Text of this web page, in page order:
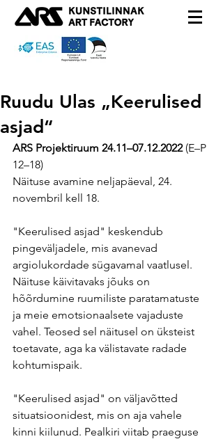
Ruudu Ulas „Keerulised
asjad“
ARS Projektiruum 24.11–07.12.2022 (E–P
12–18)
Näituse avamine neljapäeval, 24.
novembril kell 18.
"Keerulised asjad" keskendub
pingeväljadele, mis avanevad
argiolukordade sügavamal vaatlusel.
Näituse käivitavaks jõuks on
hõõrdumine ruumiliste paratamatuste
ja meie emotsionaalsete vajaduste
vahel. Teosed sel näitusel on üksteist
toetavate, aga ka välistavate radade
kohtumispaik.
"Keerulised asjad" on väljavõtted
situatsioonidest, mis on aja vahele
kinni kiilunud. Pealkiri viitab praeguse